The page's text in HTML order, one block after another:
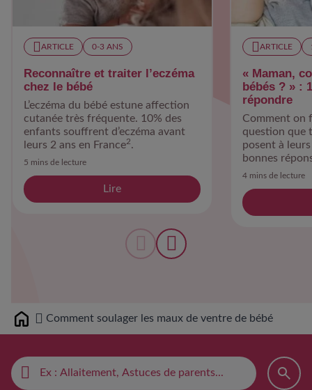
ARTICLE 0-3 ANS
Reconnaître et traiter l’eczéma
chez le bébé
L’eczéma du bébé estune affection
cutanée très fréquente. 10% des
enfants souffrent d’eczéma avant
leurs 2 ans en France2.
5 mins de lecture
Lire
ARTICLE
« Maman,
bébés ? » :
répondre
Comment on
question que
posent à
bonnes
d’une
4 mins de lecture
Home Comment soulager les maux de ventre de bébé